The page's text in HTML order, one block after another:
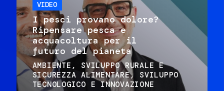
VIDEO
I pesci provano dolore?
Ripensare pesca e
acquacoltura per il
futuro del pianeta
AMBIENTE
SVILUPPO RURALE E
SICUREZZA ALIMENTARE
SVILUPPO
TECNOLOGICO E INNOVAZIONE